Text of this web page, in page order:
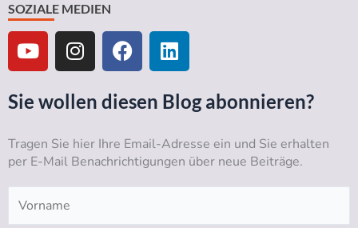
SOZIALE MEDIEN
Y
o
u
t
u
e
I
n
s
t
a
r
a
m
F
a
c
e
b
o
o
k
L
i
n
k
e
d
i
n
Sie wollen diesen Blog abonnieren?
Tragen Sie hier Ihre Email-Adresse ein und Sie erhalten
per E-Mail Benachrichtigungen über neue Beiträge.